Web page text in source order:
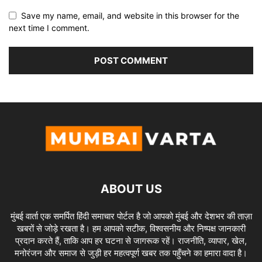
Save my name, email, and website in this browser for the
next time I comment.
ABOUT US
मुंबई वार्ता एक समर्पित हिंदी समाचार पोर्टल है जो आपको मुंबई और देशभर की ताज़ा
खबरों से जोड़े रखता है। हम आपको सटीक, विश्वसनीय और निष्पक्ष जानकारी
प्रदान करते हैं, ताकि आप हर घटना से जागरूक रहें। राजनीति, व्यापार, खेल,
मनोरंजन और समाज से जुड़ी हर महत्वपूर्ण खबर तक पहुँचने का हमारा वादा है।